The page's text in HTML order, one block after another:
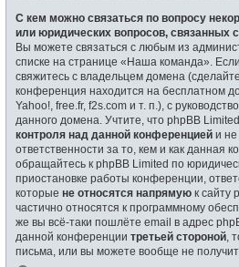
С кем можно связаться по вопросу
или юридических вопросов, связанных
Вы можете связаться с любым из
списке на странице «Наша команда».
свяжитесь с владельцем домена (сделайте
конференция находится на бесплатном
Yahoo!, free.fr, f2s.com и т. п.), с
данного домена. Учтите, что phpBB Limited
контроля над данной конференцией и не
ответственности за то, кем и как данная
обращайтесь к phpBB Limited по
приостановке работы конференции,
которые не относятся напрямую к сайту
частично относятся к программному
же вы всё-таки пошлёте email в адрес
данной конференции третьей стороной ,
письма, или вы можете вообще не